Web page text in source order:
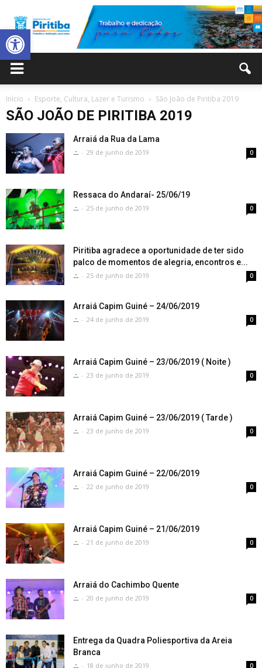
Abrir a barra de ferramentas
Início Esporte, Cultura, Lazer e Turismo São João de Piritiba 2019
SÃO JOÃO DE PIRITIBA 2019
Arraiá da Rua da Lama
.:. - 29 de junho de 2019 0
Ressaca do Andaraí- 25/06/19
.:. - 25 de junho de 2019 0
Piritiba agradece a oportunidade de ter sido
palco de momentos de alegria, encontros e...
.:. - 25 de junho de 2019 0
Arraiá Capim Guiné – 24/06/2019
.:. - 24 de junho de 2019 0
Arraiá Capim Guiné – 23/06/2019 ( Noite )
.:. - 23 de junho de 2019 0
Arraiá Capim Guiné – 23/06/2019 ( Tarde )
.:. - 23 de junho de 2019 0
Arraiá Capim Guiné – 22/06/2019
.:. - 22 de junho de 2019 0
Arraiá Capim Guiné – 21/06/2019
.:. - 21 de junho de 2019 0
Arraiá do Cachimbo Quente
.:. - 20 de junho de 2019 0
Entrega da Quadra Poliesportiva da Areia
Branca
.:. - 18 de junho de 2019 0